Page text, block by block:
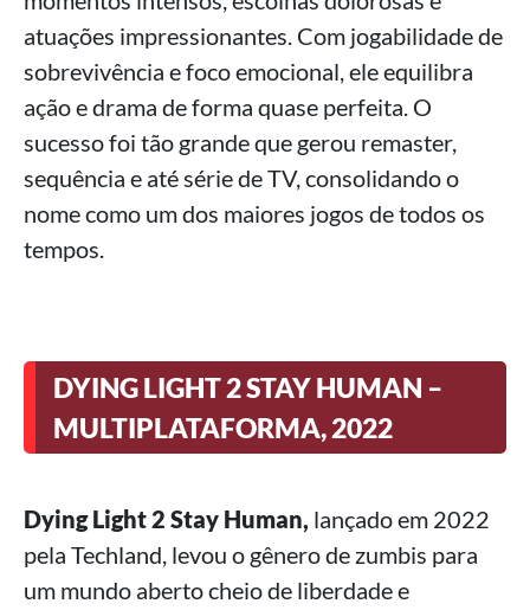
atuações impressionantes. Com jogabilidade de
sobrevivência e foco emocional, ele equilibra
ação e drama de forma quase perfeita. O
sucesso foi tão grande que gerou remaster,
sequência e até série de TV, consolidando o
nome como um dos maiores jogos de todos os
tempos.
DYING LIGHT 2 STAY HUMAN –
MULTIPLATAFORMA, 2022
Dying Light 2 Stay Human, lançado em 2022
pela Techland, levou o gênero de zumbis para
um mundo aberto cheio de liberdade e